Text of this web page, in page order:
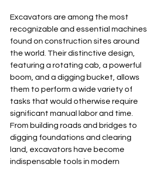
Excavators are among the most
recognizable and essential machines
found on construction sites around
the world. Their distinctive design,
featuring a rotating cab, a powerful
boom, and a digging bucket, allows
them to perform a wide variety of
tasks that would otherwise require
significant manual labor and time.
From building roads and bridges to
digging foundations and clearing
land, excavators have become
indispensable tools in modern